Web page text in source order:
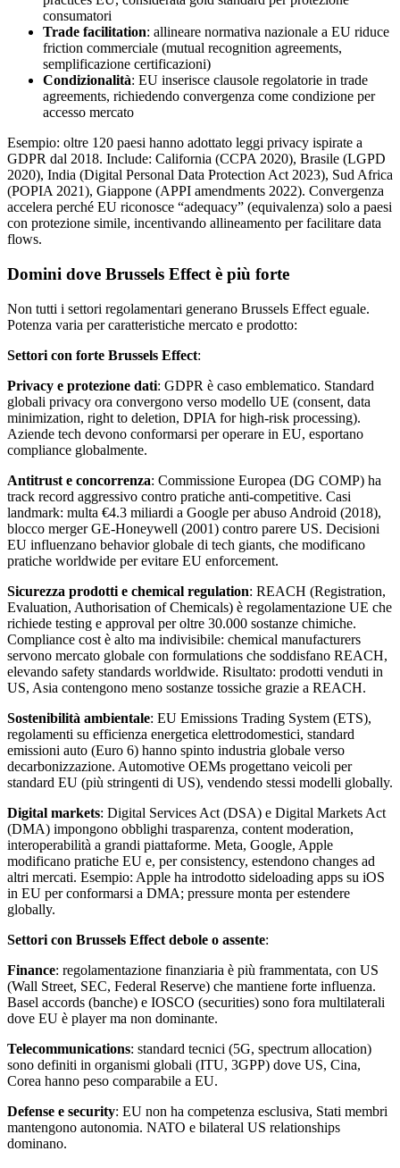
consumatori
Trade facilitation: allineare normativa nazionale a EU riduce
friction commerciale (mutual recognition agreements,
semplificazione certificazioni)
Condizionalità: EU inserisce clausole regolatorie in trade
agreements, richiedendo convergenza come condizione per
accesso mercato
Esempio: oltre 120 paesi hanno adottato leggi privacy ispirate a
GDPR dal 2018. Include: California (CCPA 2020), Brasile (LGPD
2020), India (Digital Personal Data Protection Act 2023), Sud Africa
(POPIA 2021), Giappone (APPI amendments 2022). Convergenza
accelera perché EU riconosce “adequacy” (equivalenza) solo a paesi
con protezione simile, incentivando allineamento per facilitare data
flows.
Domini dove Brussels Effect è più forte
Non tutti i settori regolamentari generano Brussels Effect eguale.
Potenza varia per caratteristiche mercato e prodotto:
Settori con forte Brussels Effect:
Privacy e protezione dati: GDPR è caso emblematico. Standard
globali privacy ora convergono verso modello UE (consent, data
minimization, right to deletion, DPIA for high-risk processing).
Aziende tech devono conformarsi per operare in EU, esportano
compliance globalmente.
Antitrust e concorrenza: Commissione Europea (DG COMP) ha
track record aggressivo contro pratiche anti-competitive. Casi
landmark: multa €4.3 miliardi a Google per abuso Android (2018),
blocco merger GE-Honeywell (2001) contro parere US. Decisioni
EU influenzano behavior globale di tech giants, che modificano
pratiche worldwide per evitare EU enforcement.
Sicurezza prodotti e chemical regulation: REACH (Registration,
Evaluation, Authorisation of Chemicals) è regolamentazione UE che
richiede testing e approval per oltre 30.000 sostanze chimiche.
Compliance cost è alto ma indivisibile: chemical manufacturers
servono mercato globale con formulations che soddisfano REACH,
elevando safety standards worldwide. Risultato: prodotti venduti in
US, Asia contengono meno sostanze tossiche grazie a REACH.
Sostenibilità ambientale: EU Emissions Trading System (ETS),
regolamenti su efficienza energetica elettrodomestici, standard
emissioni auto (Euro 6) hanno spinto industria globale verso
decarbonizzazione. Automotive OEMs progettano veicoli per
standard EU (più stringenti di US), vendendo stessi modelli globally.
Digital markets: Digital Services Act (DSA) e Digital Markets Act
(DMA) impongono obblighi trasparenza, content moderation,
interoperabilità a grandi piattaforme. Meta, Google, Apple
modificano pratiche EU e, per consistency, estendono changes ad
altri mercati. Esempio: Apple ha introdotto sideloading apps su iOS
in EU per conformarsi a DMA; pressure monta per estendere
globally.
Settori con Brussels Effect debole o assente:
Finance: regolamentazione finanziaria è più frammentata, con US
(Wall Street, SEC, Federal Reserve) che mantiene forte influenza.
Basel accords (banche) e IOSCO (securities) sono fora multilaterali
dove EU è player ma non dominante.
Telecommunications: standard tecnici (5G, spectrum allocation)
sono definiti in organismi globali (ITU, 3GPP) dove US, Cina,
Corea hanno peso comparabile a EU.
Defense e security: EU non ha competenza esclusiva, Stati membri
mantengono autonomia. NATO e bilateral US relationships
dominano.